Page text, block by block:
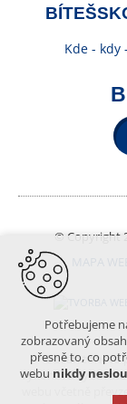
Kde - kdy
© Copyright
MAPA
Obsah tohoto
vykonává
Potřebujeme
zobrazovaný
přesně to, co
webu nikdy